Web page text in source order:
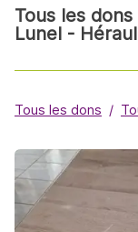
Tous les
Lunel -
Tous les dons